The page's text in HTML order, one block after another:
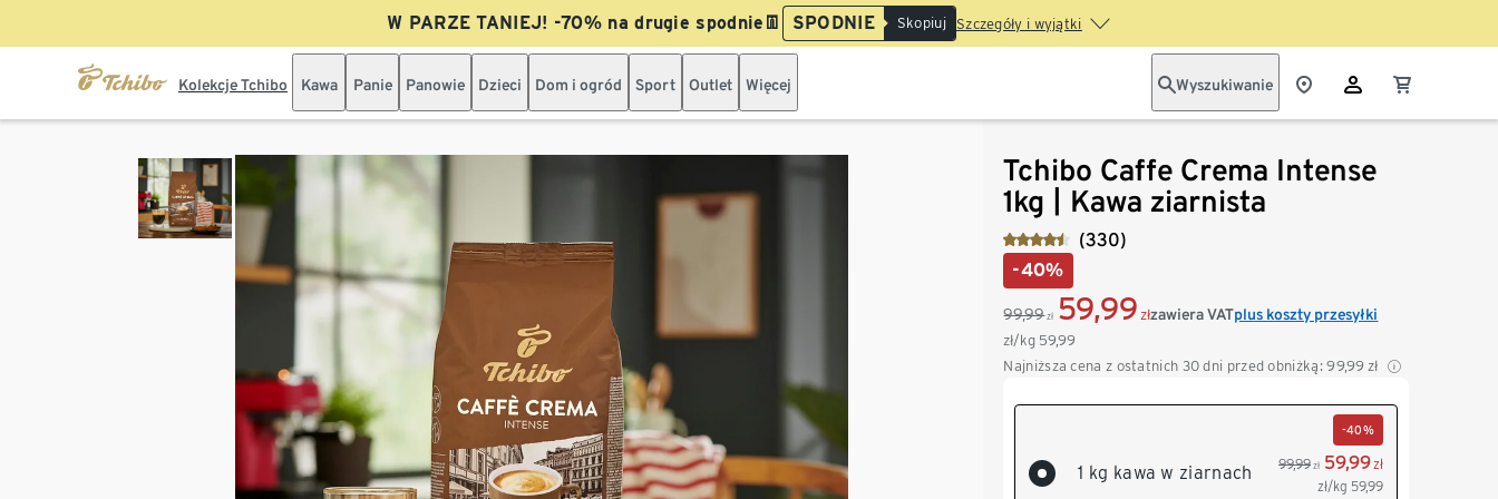
W PARZE TANIEJ! -70% na drugie spodnie👖 SPODNIE Skopiuj Szczegóły i wyjątki
Kolekcje Tchibo Kawa Panie Panowie Dzieci Dom i ogród Sport Outlet Więcej Wyszukiwanie
Tchibo Caffe Crema Intense
1kg | Kawa ziarnista
(330)
-40%
99,99 zł 59,99 zł
zł/kg 59,99
Najniższa cena z ostatnich 30 dni przed obniżką: 99,99 zł
zawiera VATplus koszty przesyłki
-40%
1 kg kawa w ziarnach 99,99 zł 59,99zł
zł/kg 59,99